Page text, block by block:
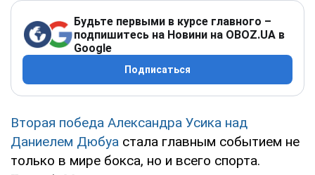
Будьте первыми в курсе главного –
подпишитесь на Новини на OBOZ.UA в
Google
Подписаться
Вторая победа Александра Усика над
Даниелем Дюбуа стала главным событием не
только в мире бокса, но и всего спорта.